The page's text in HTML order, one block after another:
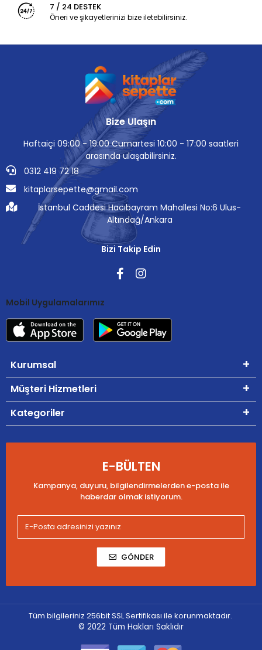
7 / 24 DESTEK
Öneri ve şikayetlerinizi bize iletebilirsiniz.
Bize Ulaşın
Haftaiçi 09:00 - 19:00 Cumartesi 10:00 - 17:00 saatleri
arasında ulaşabilirsiniz.
0312 419 72 18
kitaplarsepette@gmail.com
İstanbul Caddesi Hacıbayram Mahallesi No:6 Ulus-
Altındağ/Ankara
Bizi Takip Edin
Mobil Uygulamalarımız
Kurumsal
Müşteri Hizmetleri
Kategoriler
E-BÜLTEN
Kampanya, duyuru, bilgilendirmelerden e-posta ile
haberdar olmak istiyorum.
GÖNDER
Tüm bilgileriniz 256bit SSL Sertifikası ile korunmaktadır.
© 2022 Tüm Hakları Saklıdır